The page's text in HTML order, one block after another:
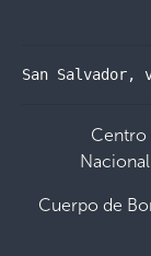
San Salvador,
Centro
Cuerpo de